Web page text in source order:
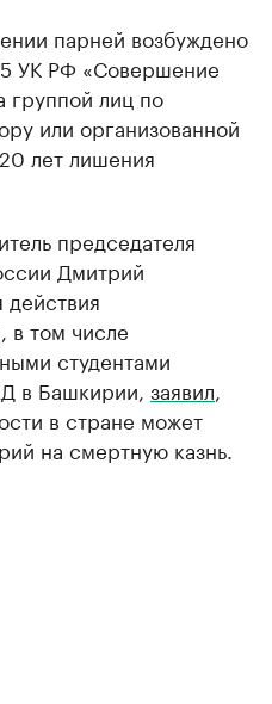
парней возбуждено
УК РФ «Совершение
группой лиц по
или организованной
лет лишения
председателя
Дмитрий
в том числе
студентами
в Башкирии, заявил,
в стране может
на смертную казнь.